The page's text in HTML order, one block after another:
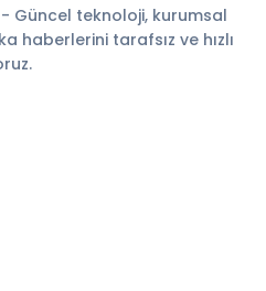
Güncel teknoloji, kurumsal
haberlerini tarafsız ve hızlı